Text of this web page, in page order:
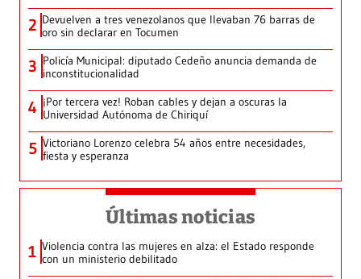
2 Devuelven a tres venezolanos que llevaban 76 barras de
oro sin declarar en Tocumen
3 Policía Municipal: diputado Cedeño anuncia demanda de
inconstitucionalidad
4 ¡Por tercera vez! Roban cables y dejan a oscuras la
Universidad Autónoma de Chiriquí
5 Victoriano Lorenzo celebra 54 años entre necesidades,
fiesta y esperanza
Últimas noticias
1 Violencia contra las mujeres en alza: el Estado responde
con un ministerio debilitado